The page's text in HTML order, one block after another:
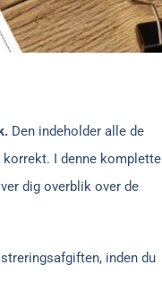
Den indeholder alle de
I denne komplette
dig overblik over de
inden du